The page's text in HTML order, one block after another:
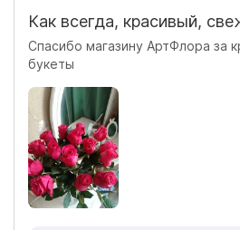
Как всегда, красивый,
Спасибо магазину АртФлора за
букеты